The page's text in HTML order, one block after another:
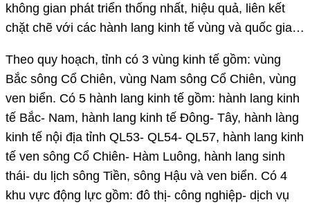
không gian phát triển thống nhất, hiệu quả, liên kết
chặt chẽ với các hành lang kinh tế vùng và quốc gia…
Theo quy hoạch, tỉnh có 3 vùng kinh tế gồm: vùng
Bắc sông Cổ Chiên, vùng Nam sông Cổ Chiên, vùng
ven biển. Có 5 hành lang kinh tế gồm: hành lang kinh
tế Bắc- Nam, hành lang kinh tế Đông- Tây, hành làng
kinh tế nội địa tỉnh QL53- QL54- QL57, hành lang kinh
tế ven sông Cổ Chiên- Hàm Luông, hành lang sinh
thái- du lịch sông Tiền, sông Hậu và ven biển. Có 4
khu vực động lực gồm: đô thị- công nghiệp- dịch vụ